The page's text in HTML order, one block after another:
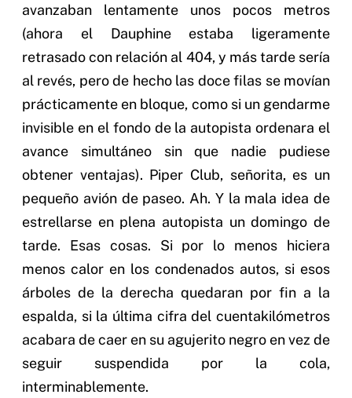
avanzaban lentamente unos pocos metros
(ahora el Dauphine estaba ligeramente
retrasado con relación al 404, y más tarde sería
al revés, pero de hecho las doce filas se movían
prácticamente en bloque, como si un gendarme
invisible en el fondo de la autopista ordenara el
avance simultáneo sin que nadie pudiese
obtener ventajas). Piper Club, señorita, es un
pequeño avión de paseo. Ah. Y la mala idea de
estrellarse en plena autopista un domingo de
tarde. Esas cosas. Si por lo menos hiciera
menos calor en los condenados autos, si esos
árboles de la derecha quedaran por fin a la
espalda, si la última cifra del cuentakilómetros
acabara de caer en su agujerito negro en vez de
seguir suspendida por la cola,
interminablemente.